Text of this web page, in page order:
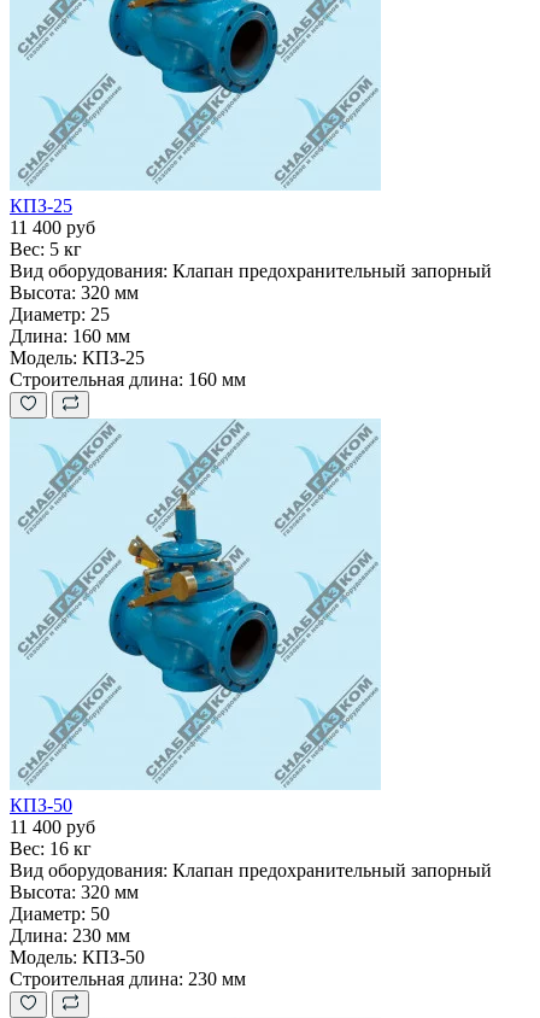
КПЗ-25
11 400 руб
Вес: 5 кг
Вид оборудования: Клапан предохранительный запорный
Высота: 320 мм
Диаметр: 25
Длина: 160 мм
Модель: КПЗ-25
Строительная длина: 160 мм
КПЗ-50
11 400 руб
Вес: 16 кг
Вид оборудования: Клапан предохранительный запорный
Высота: 320 мм
Диаметр: 50
Длина: 230 мм
Модель: КПЗ-50
Строительная длина: 230 мм